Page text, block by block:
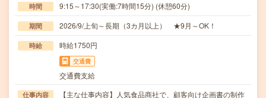
時間 9:15～17:30(実働:7時間15分) (休憩60分)
期間 2026/9/上旬～長期（3カ月以上） ★9月～OK！
時給 時給1750円
交通費
交通費支給
仕事内容
【主な仕事内容】人気食品商社で、顧客向け企画書の制作